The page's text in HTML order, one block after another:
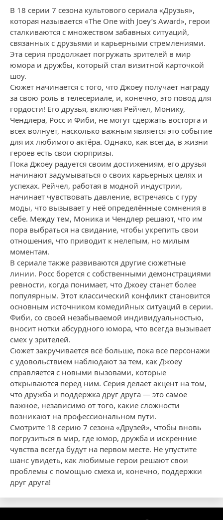
В 18 серии 7 сезона культового сериала «Друзья»,
которая называется «The One with Joey’s Award», герои
сталкиваются с множеством забавных ситуаций,
связанных с друзьями и карьерными стремлениями.
Эта серия продолжает погружать зрителей в мир
юмора и дружбы, который стал визитной карточкой
шоу.
Сюжет начинается с того, что Джоey получает награду
за свою роль в телесериале, и, конечно, это повод для
гордости! Его друзья, включая Рейчел, Монику,
Чендлера, Росс и Фиби, не могут сдержать восторга и
всех волнует, насколько важным является это событие
для их любимого актёра. Однако, как всегда, в жизни
героев есть свои сюрпризы.
Пока Джоey радуется своим достижениям, его друзья
начинают задумываться о своих карьерных целях и
успехах. Рейчел, работая в модной индустрии,
начинает чувствовать давление, встречаясь с гуру
моды, что вызывает у неё определённые сомнения в
себе. Между тем, Моника и Чендлер решают, что им
пора выбраться на свидание, чтобы укрепить свои
отношения, что приводит к нелепым, но милым
моментам.
В сериале также развиваются другие сюжетные
линии. Росс борется с собственными демонстрациями
ревности, когда понимает, что Джоey станет более
популярным. Этот классический конфликт становится
основным источником комедийных ситуаций в серии.
Фиби, со своей незабываемой индивидуальностью,
вносит нотки абсурдного юмора, что всегда вызывает
смех у зрителей.
Сюжет закручивается всё больше, пока все персонажи
с удовольствием наблюдают за тем, как Джоey
справляется с новыми вызовами, которые
открываются перед ним. Серия делает акцент на том,
что дружба и поддержка друг друга — это самое
важное, независимо от того, какие сложности
возникают на профессиональном пути.
Смотрите 18 серию 7 сезона «Друзей», чтобы вновь
погрузиться в мир, где юмор, дружба и искренние
чувства всегда будут на первом месте. Не упустите
шанс увидеть, как любимые герои решают свои
проблемы с помощью смеха и, конечно, поддержки
друг друга!